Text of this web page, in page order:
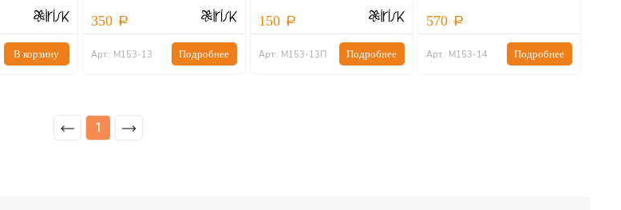
В корзину
350
Арт.: М153-13 Подробнее
150
Арт.: М153-13П Подробнее
570
Арт.: М153-14 Подробнее
1